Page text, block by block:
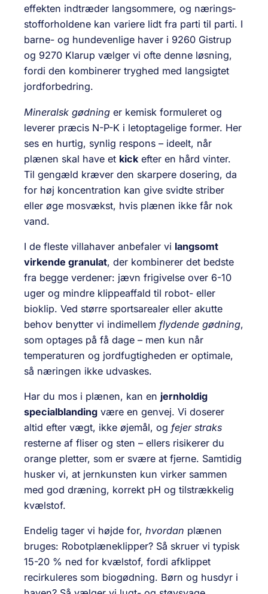
effekten indtræder langsommere, og nærings­
stof­forholdene kan variere lidt fra parti til parti. I
barne- og hundevenlige haver i 9260 Gistrup
og 9270 Klarup vælger vi ofte denne løsning,
fordi den kombinerer tryghed med langsigtet
jordforbedring.
Mineralsk gødning er kemisk formuleret og
leverer præcis N-P-K i letoptagelige former. Her
ses en hurtig, synlig respons – ideelt, når
plænen skal have et kick efter en hård vinter.
Til gengæld kræver den skarpere dosering, da
for høj koncentration kan give svidte striber
eller øge mosvækst, hvis plænen ikke får nok
vand.
I de fleste villahaver anbefaler vi langsomt
virkende granulat, der kombinerer det bedste
fra begge verdener: jævn frigivelse over 6-10
uger og mindre klippeaffald til robot- eller
bioklip. Ved større sportsarealer eller akutte
behov benytter vi indimellem flydende gødning,
som optages på få dage – men kun når
temperaturen og jordfugtigheden er optimale,
så næringen ikke udvaskes.
Har du mos i plænen, kan en jernholdig
specialblanding være en genvej. Vi doserer
altid efter vægt, ikke øjemål, og fejer straks
resterne af fliser og sten – ellers risikerer du
orange pletter, som er svære at fjerne. Samtidig
husker vi, at jernkunsten kun virker sammen
med god dræning, korrekt pH og tilstrækkelig
kvælstof.
Endelig tager vi højde for, hvordan plænen
bruges: Robotplæneklipper? Så skruer vi typisk
15-20 % ned for kvælstof, fordi afklippet
recirkuleres som biogødning. Børn og husdyr i